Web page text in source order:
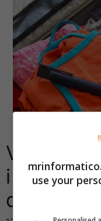
Vacanze
i nostri
qua sono
use your